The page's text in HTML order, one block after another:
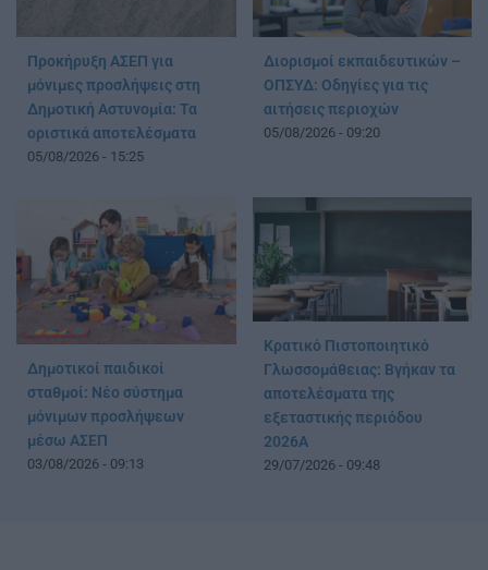
Προκήρυξη ΑΣΕΠ για
μόνιμες προσλήψεις στη
Δημοτική Αστυνομία: Τα
οριστικά αποτελέσματα
05/08/2026 - 15:25
Διορισμοί εκπαιδευτικών –
ΟΠΣΥΔ: Οδηγίες για τις
αιτήσεις περιοχών
05/08/2026 - 09:20
Δημοτικοί παιδικοί
σταθμοί: Νέο σύστημα
μόνιμων προσλήψεων
μέσω ΑΣΕΠ
03/08/2026 - 09:13
Κρατικό Πιστοποιητικό
Γλωσσομάθειας: Βγήκαν τα
αποτελέσματα της
εξεταστικής περιόδου
2026Α
29/07/2026 - 09:48